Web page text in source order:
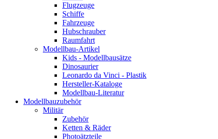
Flugzeuge
Schiffe
Fahrzeuge
Hubschrauber
Raumfahrt
Modellbau-Artikel
Kids - Modellbausätze
Dinosaurier
Leonardo da Vinci - Plastik
Hersteller-Kataloge
Modellbau-Literatur
Modellbauzubehör
Militär
Zubehör
Ketten & Räder
Photoätzteile